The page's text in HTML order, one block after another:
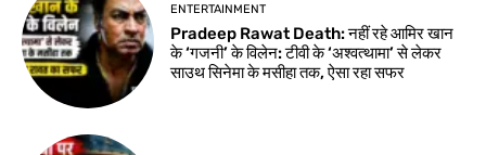
ENTERTAINMENT
Pradeep Rawat Death: नहीं रहे आमिर खान
के ‘गजनी’ के विलेन: टीवी के ‘अश्वत्थामा’ से लेकर
साउथ सिनेमा के मसीहा तक, ऐसा रहा सफर